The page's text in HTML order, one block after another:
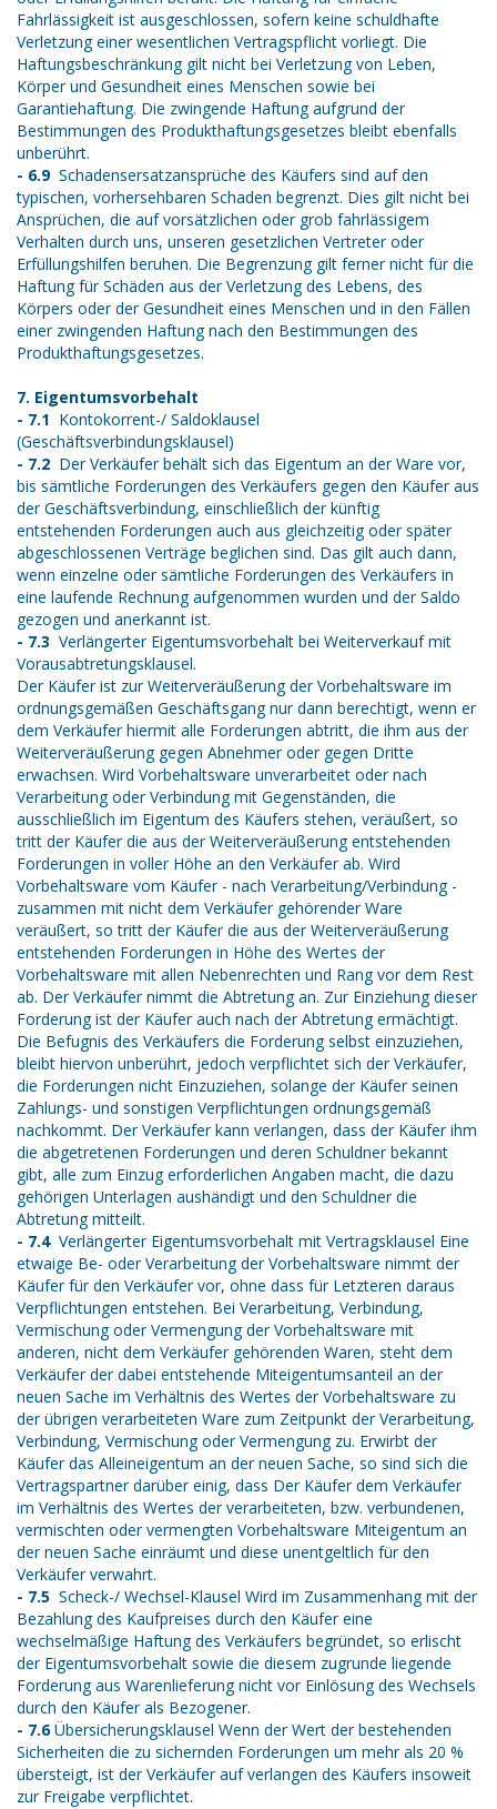
Fahrlässigkeit ist ausgeschlossen, sofern keine schuldhafte
Verletzung einer wesentlichen Vertragspflicht vorliegt. Die
Haftungsbeschränkung gilt nicht bei Verletzung von Leben,
Körper und Gesundheit eines Menschen sowie bei
Garantiehaftung. Die zwingende Haftung aufgrund der
Bestimmungen des Produkthaftungsgesetzes bleibt ebenfalls
unberührt.
- 6.9 Schadensersatzansprüche des Käufers sind auf den
typischen, vorhersehbaren Schaden begrenzt. Dies gilt nicht bei
Ansprüchen, die auf vorsätzlichen oder grob fahrlässigem
Verhalten durch uns, unseren gesetzlichen Vertreter oder
Erfüllungshilfen beruhen. Die Begrenzung gilt ferner nicht für die
Haftung für Schäden aus der Verletzung des Lebens, des
Körpers oder der Gesundheit eines Menschen und in den Fällen
einer zwingenden Haftung nach den Bestimmungen des
Produkthaftungsgesetzes.
7. Eigentumsvorbehalt
- 7.1 Kontokorrent-/ Saldoklausel
(Geschäftsverbindungsklausel)
- 7.2 Der Verkäufer behält sich das Eigentum an der Ware vor,
bis sämtliche Forderungen des Verkäufers gegen den Käufer aus
der Geschäftsverbindung, einschließlich der künftig
entstehenden Forderungen auch aus gleichzeitig oder später
abgeschlossenen Verträge beglichen sind. Das gilt auch dann,
wenn einzelne oder sämtliche Forderungen des Verkäufers in
eine laufende Rechnung aufgenommen wurden und der Saldo
gezogen und anerkannt ist.
- 7.3 Verlängerter Eigentumsvorbehalt bei Weiterverkauf mit
Vorausabtretungsklausel.
Der Käufer ist zur Weiterveräußerung der Vorbehaltsware im
ordnungsgemäßen Geschäftsgang nur dann berechtigt, wenn er
dem Verkäufer hiermit alle Forderungen abtritt, die ihm aus der
Weiterveräußerung gegen Abnehmer oder gegen Dritte
erwachsen. Wird Vorbehaltsware unverarbeitet oder nach
Verarbeitung oder Verbindung mit Gegenständen, die
ausschließlich im Eigentum des Käufers stehen, veräußert, so
tritt der Käufer die aus der Weiterveräußerung entstehenden
Forderungen in voller Höhe an den Verkäufer ab. Wird
Vorbehaltsware vom Käufer - nach Verarbeitung/Verbindung -
zusammen mit nicht dem Verkäufer gehörender Ware
veräußert, so tritt der Käufer die aus der Weiterveräußerung
entstehenden Forderungen in Höhe des Wertes der
Vorbehaltsware mit allen Nebenrechten und Rang vor dem Rest
ab. Der Verkäufer nimmt die Abtretung an. Zur Einziehung dieser
Forderung ist der Käufer auch nach der Abtretung ermächtigt.
Die Befugnis des Verkäufers die Forderung selbst einzuziehen,
bleibt hiervon unberührt, jedoch verpflichtet sich der Verkäufer,
die Forderungen nicht Einzuziehen, solange der Käufer seinen
Zahlungs- und sonstigen Verpflichtungen ordnungsgemäß
nachkommt. Der Verkäufer kann verlangen, dass der Käufer ihm
die abgetretenen Forderungen und deren Schuldner bekannt
gibt, alle zum Einzug erforderlichen Angaben macht, die dazu
gehörigen Unterlagen aushändigt und den Schuldner die
Abtretung mitteilt.
- 7.4Verlängerter Eigentumsvorbehalt mit Vertragsklausel Eine
etwaige Be- oder Verarbeitung der Vorbehaltsware nimmt der
Käufer für den Verkäufer vor, ohne dass für Letzteren daraus
Verpflichtungen entstehen. Bei Verarbeitung, Verbindung,
Vermischung oder Vermengung der Vorbehaltsware mit
anderen, nicht dem Verkäufer gehörenden Waren, steht dem
Verkäufer der dabei entstehende Miteigentumsanteil an der
neuen Sache im Verhältnis des Wertes der Vorbehaltsware zu
der übrigen verarbeiteten Ware zum Zeitpunkt der Verarbeitung,
Verbindung, Vermischung oder Vermengung zu. Erwirbt der
Käufer das Alleineigentum an der neuen Sache, so sind sich die
Vertragspartner darüber einig, dass Der Käufer dem Verkäufer
im Verhältnis des Wertes der verarbeiteten, bzw. verbundenen,
vermischten oder vermengten Vorbehaltsware Miteigentum an
der neuen Sache einräumt und diese unentgeltlich für den
Verkäufer verwahrt.
- 7.5 Scheck-/ Wechsel-Klausel Wird im Zusammenhang mit der
Bezahlung des Kaufpreises durch den Käufer eine
wechselmäßige Haftung des Verkäufers begründet, so erlischt
der Eigentumsvorbehalt sowie die diesem zugrunde liegende
Forderung aus Warenlieferung nicht vor Einlösung des Wechsels
durch den Käufer als Bezogener.
- 7.6Übersicherungsklausel Wenn der Wert der bestehenden
Sicherheiten die zu sichernden Forderungen um mehr als 20 %
übersteigt, ist der Verkäufer auf verlangen des Käufers insoweit
zur Freigabe verpflichtet.